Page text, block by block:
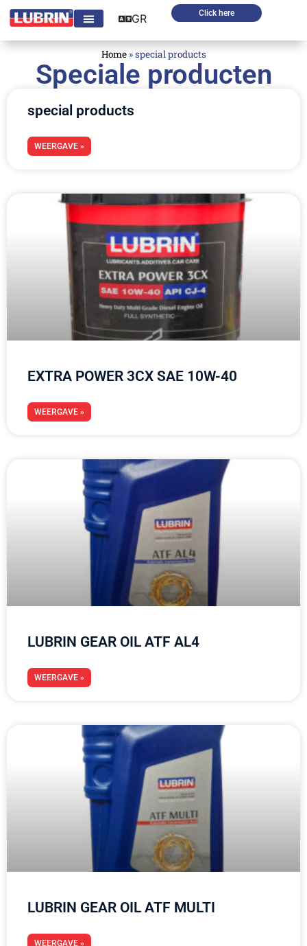
Click here
GR
Home»special products
Speciale producten
special products
WEERGAVE »
EXTRA POWER 3CX SAE 10W-40
WEERGAVE »
LUBRIN GEAR OIL ATF AL4
WEERGAVE »
LUBRIN GEAR OIL ATF MULTI
WEERGAVE »